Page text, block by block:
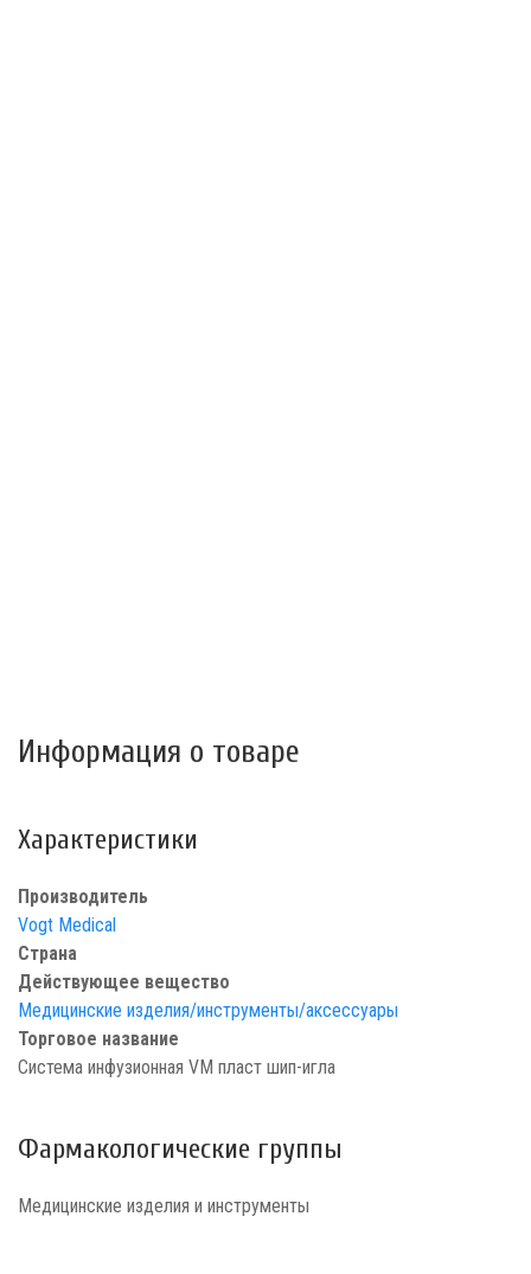
Информация о товаре
Характеристики
Производитель
Vogt Medical
Страна
Действующее вещество
Медицинские изделия/инструменты/аксессуары
Торговое название
Система инфузионная VM пласт шип-игла
Фармакологические группы
Медицинские изделия и инструменты